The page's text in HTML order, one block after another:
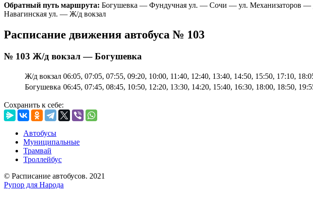
Обратный путь маршрута: Богушевка — Фундучная ул. — Сочи — ул. Механизаторов
Навагинская ул. — Ж/д вокзал
Расписание движения автобуса № 103
№ 103 Ж/д вокзал — Богушевка
Ж/д вокзал 06:05, 07:05, 07:55, 09:20, 10:00, 11:40, 12:40, 13:40, 14:50, 15:50, 17:10,
Богушевка 06:45, 07:45, 08:45, 10:50, 12:20, 13:30, 14:20, 15:40, 16:30, 18:00, 18:50,
Сохранить к себе:
Автобусы
Муниципальные
Трамвай
Троллейбус
© Расписание автобусов. 2021
Рупор для Народа